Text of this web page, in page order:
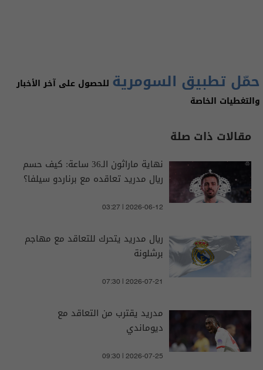
حمّل تطبيق السومرية للحصول على آخر الأخبار
والتغطيات الخاصة
مقالات ذات صلة
نهاية ماراثون الـ36 ساعة: كيف حسم
ريال مدريد تعاقده مع برناردو سيلفا؟
03:27 | 2026-06-12
ريال مدريد يتحرك للتعاقد مع مهاجم
برشلونة
07:30 | 2026-07-21
مدريد يقترب من التعاقد مع
ديوماندي
09:30 | 2026-07-25